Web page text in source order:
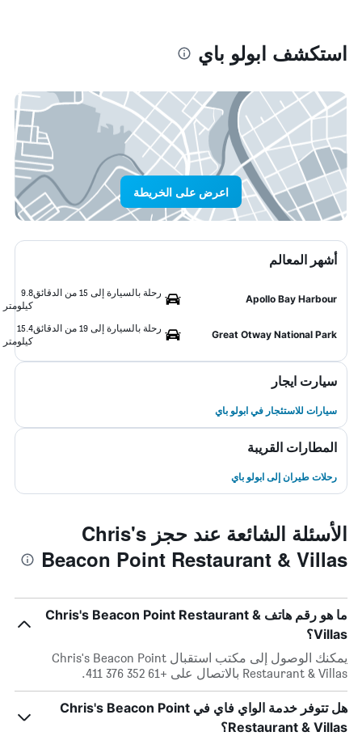
استكشف ابولو باي
اعرض على الخريطة
أشهر المعالم
Apollo Bay Harbour
رحلة بالسيارة إلى 15 من الدقائق
9.8
كيلومتر
Great Otway National Park
رحلة بالسيارة إلى 19 من الدقائق
15.4
كيلومتر
سيارت ايجار
سيارات للاستئجار في ابولو باي
المطارات القريبة
رحلات طيران إلى ابولو باي
الأسئلة الشائعة عند حجز Chris's
Beacon Point Restaurant & Villas
ما هو رقم هاتف Chris's Beacon Point Restaurant &
Villas؟
يمكنك الوصول إلى مكتب استقبال Chris's Beacon Point
Restaurant & Villas بالاتصال على +61 352 376 411.
هل تتوفر خدمة الواي فاي في Chris's Beacon Point
Restaurant & Villas؟